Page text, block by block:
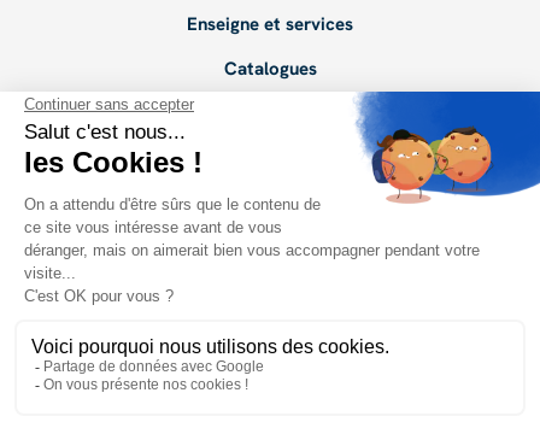
Enseigne et services
Catalogues
Conseils de pros